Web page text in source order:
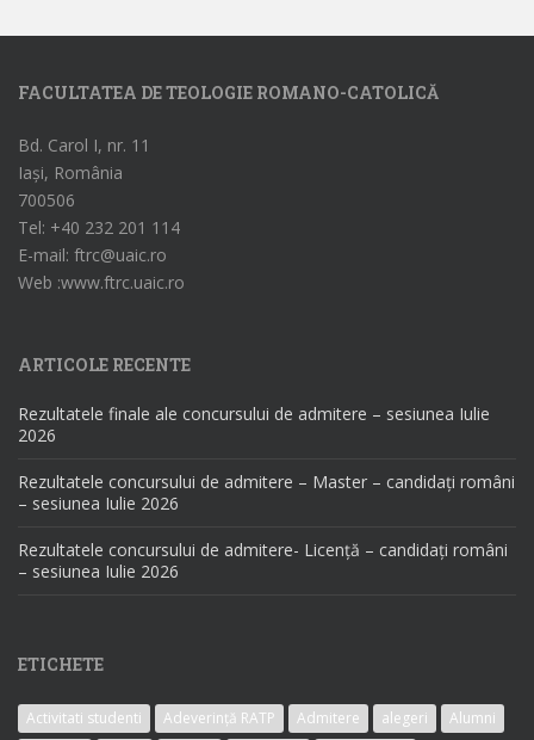
FACULTATEA DE TEOLOGIE ROMANO-CATOLICĂ
Bd. Carol I, nr. 11
Iași, România
700506
Tel: +40 232 201 114
E-mail: ftrc@uaic.ro
Web :www.ftrc.uaic.ro
ARTICOLE RECENTE
Rezultatele finale ale concursului de admitere – sesiunea Iulie
2026
Rezultatele concursului de admitere – Master – candidați români
– sesiunea Iulie 2026
Rezultatele concursului de admitere- Licență – candidați români
– sesiunea Iulie 2026
ETICHETE
Activitati studenti Adeverință RATP Admitere alegeri
Alumni